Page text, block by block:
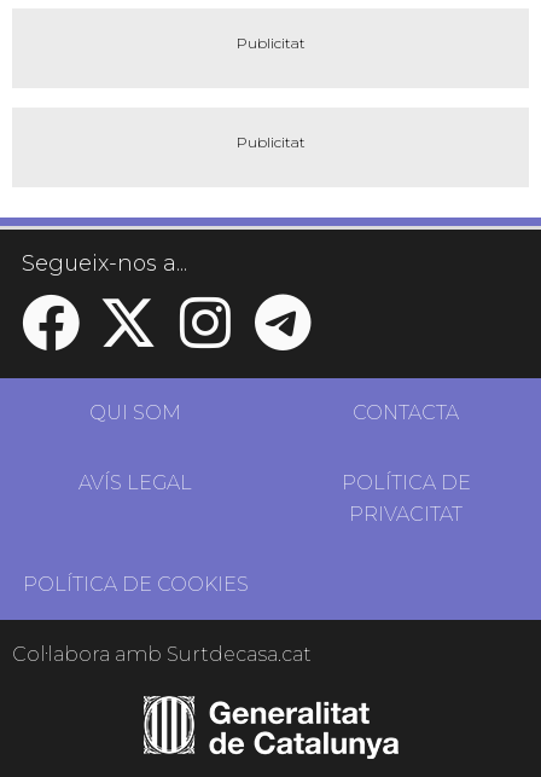
Segueix-nos a...
QUI SOM CONTACTA
AVÍS LEGAL
POLÍTICA DE
PRIVACITAT
POLÍTICA DE COOKIES
Col·labora amb Surtdecasa.cat